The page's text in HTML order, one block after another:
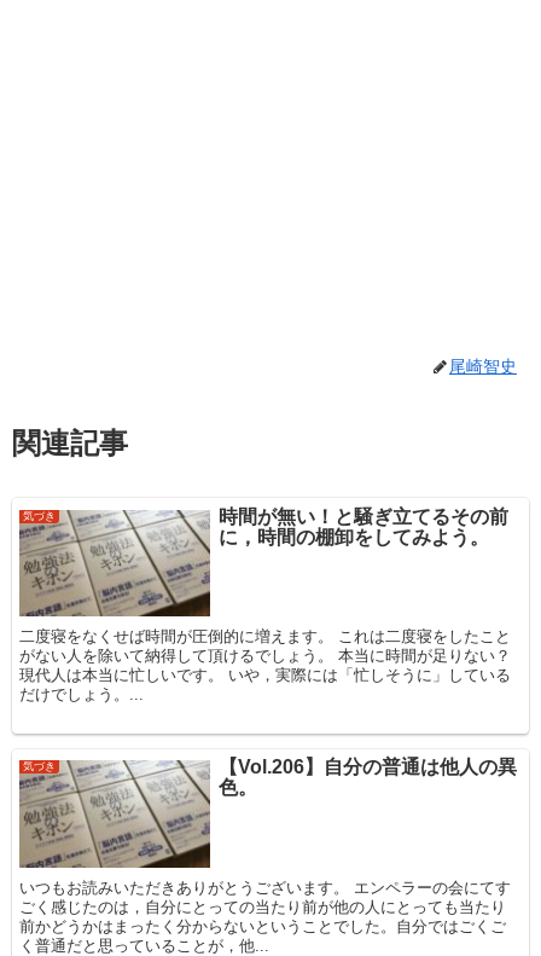
尾崎智史
関連記事
気づき
時間が無い！と騒ぎ立てるその前
に，時間の棚卸をしてみよう。
二度寝をなくせば時間が圧倒的に増えます。 これは二度寝をしたこと
がない人を除いて納得して頂けるでしょう。 本当に時間が足りない？
現代人は本当に忙しいです。 いや，実際には「忙しそうに」している
だけでしょう。...
気づき
【Vol.206】自分の普通は他人の異
色。
いつもお読みいただきありがとうございます。 エンペラーの会にてす
ごく感じたのは，自分にとっての当たり前が他の人にとっても当たり
前かどうかはまったく分からないということでした。自分ではごくご
く普通だと思っていることが，他...